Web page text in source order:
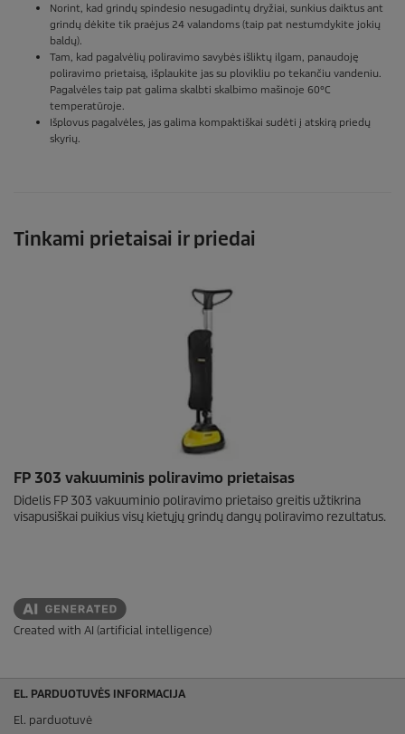
Norint, kad grindų spindesio nesugadintų dryžiai, sunkius daiktus ant
grindų dėkite tik praėjus 24 valandoms (taip pat nestumdykite jokių
baldų).
Tam, kad pagalvėlių poliravimo savybės išliktų ilgam, panaudoję
poliravimo prietaisą, išplaukite jas su plovikliu po tekančiu vandeniu.
Pagalvėles taip pat galima skalbti skalbimo mašinoje 60°C
temperatūroje.
Išplovus pagalvėles, jas galima kompaktiškai sudėti į atskirą priedų
skyrių.
Tinkami prietaisai ir priedai
FP 303 vakuuminis poliravimo prietaisas
Didelis FP 303 vakuuminio poliravimo prietaiso greitis užtikrina
visapusiškai puikius visų kietųjų grindų dangų poliravimo rezultatus.
Created with AI (artificial intelligence)
EL. PARDUOTUVĖS INFORMACIJA
El. parduotuvė